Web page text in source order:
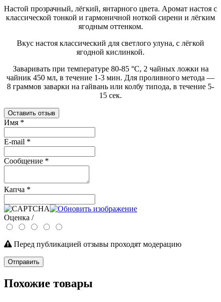
Настой прозрачный, лёгкий, янтарного цвета. Аромат настоя с
классической тонкой и гармоничной ноткой сирени и лёгким
ягодным оттенком.
Вкус настоя классический для светлого улуна, с лёгкой
ягодной кислинкой.
Заваривать при температуре 80-85 °C, 2 чайных ложки на
чайник 450 мл, в течение 1-3 мин. Для проливного метода —
8 граммов заварки на гайвань или колбу типода, в течение 5-
15 сек.
Оставить отзыв
Имя *
E-mail *
Сообщение *
Капча *
Оценка /
Перед публикацией отзывы проходят модерацию
Отправить
Похожие товары